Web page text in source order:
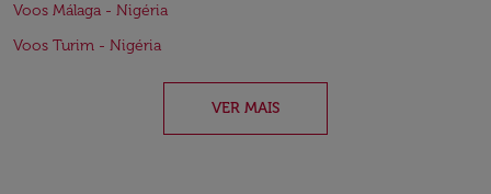
Voos Málaga - Nigéria
Voos Turim - Nigéria
VER MAIS